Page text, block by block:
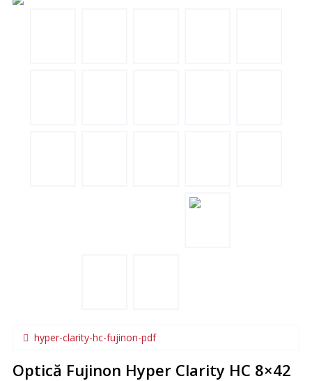
hyper-clarity-hc-fujinon-pdf
Optică Fujinon Hyper Clarity HC 8×42